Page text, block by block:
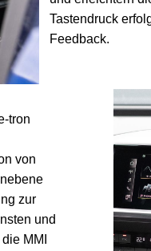
Tastendruck
Feedback.
tron
von
zur
und
MMI